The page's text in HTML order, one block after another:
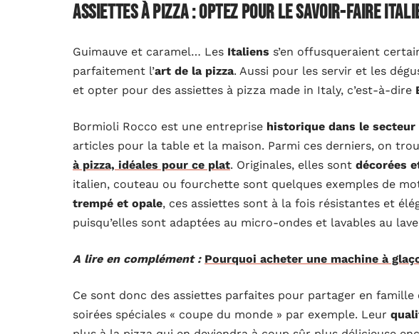
Assiettes à pizza : optez pour le savoir-faire
Guimauve et caramel… Les Italiens s’en offusqueraient
parfaitement l’art de la pizza. Aussi pour les servir et les
et opter pour des assiettes à pizza made in Italy, c’est-à-dire
Bormioli Rocco est une entreprise historique dans le secteur
articles pour la table et la maison. Parmi ces derniers, on
à pizza, idéales pour ce plat. Originales, elles sont décorées
italien, couteau ou fourchette sont quelques exemples de
trempé et opale, ces assiettes sont à la fois résistantes et
puisqu’elles sont adaptées au micro-ondes et lavables au
A lire en complément : Pourquoi acheter une machine à
Ce sont donc des assiettes parfaites pour partager en
soirées spéciales « coupe du monde » par exemple. Leur